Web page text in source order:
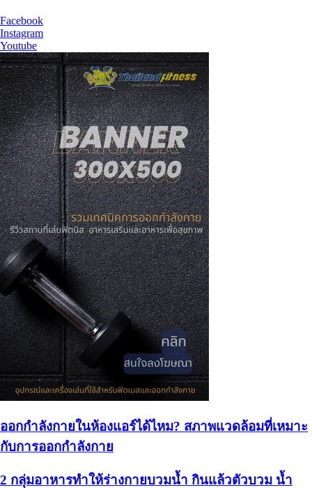
Facebook
Instagram
Youtube
ออกกําลังกายในห้องแอร์ได้ไหม? สภาพแวดล้อมที่เหมาะ
กับการออกกำลังกาย
2 กลุ่มอาหารทำให้ร่างกายบวมน้ำ กินแล้วตัวบวม น้ำ